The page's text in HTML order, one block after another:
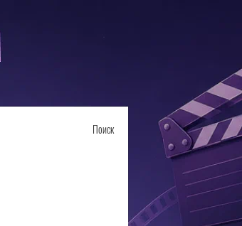
Поиск